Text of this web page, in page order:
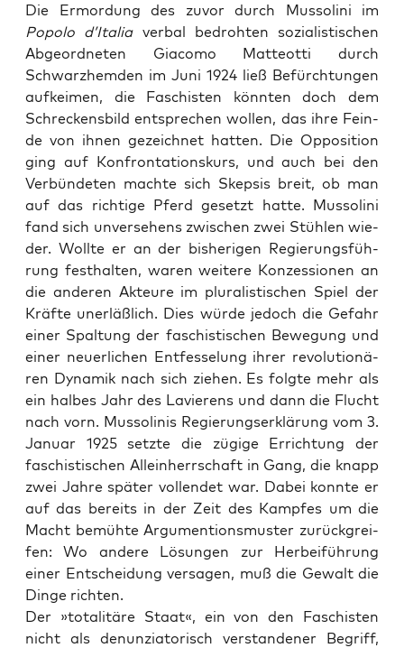
Die Ermor­dung des zuvor durch Mus­so­li­ni im
Popo­lo d’Italiaver­bal bedroh­ten sozia­lis­ti­schen
Abge­ord­ne­ten Gia­co­mo Matteot­ti durch
Schwarz­hem­den im Juni 1924 ließ Befürch­tun­gen
auf­kei­men, die Faschis­ten könn­ten doch dem
Schre­ckens­bild ent­spre­chen wol­len, das ihre Fein­
de von ihnen gezeich­net hat­ten. Die Oppo­si­ti­on
ging auf Kon­fron­ta­ti­ons­kurs, und auch bei den
Ver­bün­de­ten mach­te sich Skep­sis breit, ob man
auf das rich­ti­ge Pferd gesetzt hat­te. Mus­so­li­ni
fand sich unver­se­hens zwi­schen zwei Stüh­len wie­
der. Woll­te er an der bis­he­ri­gen Regie­rungs­füh­
rung fest­hal­ten, waren wei­te­re Kon­zes­sio­nen an
die ande­ren Akteu­re im plu­ra­lis­ti­schen Spiel der
Kräf­te uner­läß­lich. Dies wür­de jedoch die Gefahr
einer Spal­tung der faschis­ti­schen Bewe­gung und
einer neu­er­li­chen Ent­fes­se­lung ihrer revo­lu­tio­nä­
ren Dyna­mik nach sich zie­hen. Es folg­te mehr als
ein hal­bes Jahr des Lavie­rens und dann die Flucht
nach vorn. Mus­so­li­nis Regie­rungs­er­klä­rung vom 3.
Janu­ar 1925 setz­te die zügi­ge Errich­tung der
faschis­ti­schen Allein­herr­schaft in Gang, die knapp
zwei Jah­re spä­ter voll­endet war. Dabei konn­te er
auf das bereits in der Zeit des Kamp­fes um die
Macht bemüh­te Argu­men­ti­ons­mus­ter zurück­grei­
fen: Wo ande­re Lösun­gen zur Her­bei­füh­rung
einer Ent­schei­dung ver­sa­gen, muß die Gewalt die
Din­ge richten.
Der »tota­li­tä­re Staat«, ein von den Faschis­ten
nicht als denun­zia­to­risch ver­stan­de­ner Begriff,